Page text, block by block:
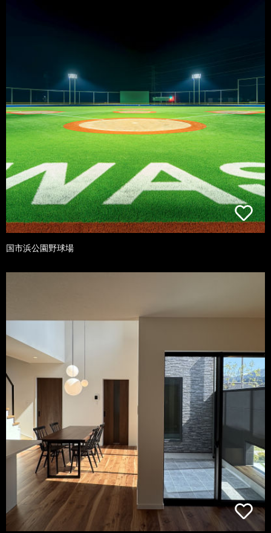
国市浜公園野球場